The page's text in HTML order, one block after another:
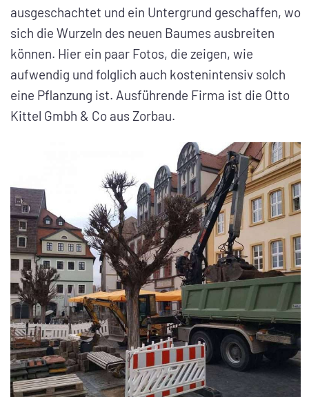
ausgeschachtet und ein Untergrund geschaffen, wo
sich die Wurzeln des neuen Baumes ausbreiten
können. Hier ein paar Fotos, die zeigen, wie
aufwendig und folglich auch kostenintensiv solch
eine Pflanzung ist. Ausführende Firma ist die Otto
Kittel Gmbh & Co aus Zorbau.